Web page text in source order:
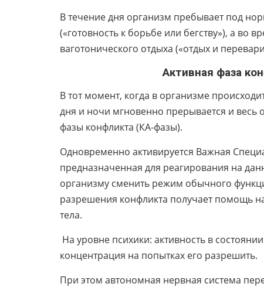
В течение дня организм пребывает под
(«готовность к борьбе или бегству»), а во
ваготонического отдыха («отдых и
Активная фаза конфликта
В тот момент, когда в организме
дня и ночи мгновенно прерывается и весь
фазы конфликта (КА-фазы).
Одновременно активируется Важная
предназначенная для реагирования на
организму сменить режим обычного
разрешения конфликта получает помощь
тела.
На уровне психики: активность в
концентрация на попытках его разрешить.
При этом автономная нервная система